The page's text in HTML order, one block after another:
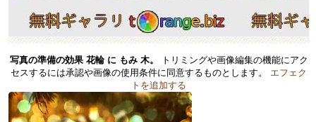
写真の準備の効果 花輪 に もみ 木。
トリミングや画像編集の機能にアク
セスするには承認や画像の使用条件に同意するものとします。 エフェク
トを追加する